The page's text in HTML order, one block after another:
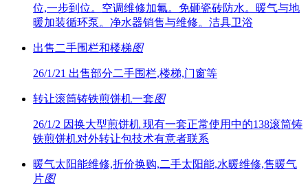
位,一步到位。空调维修加氟。免砸瓷砖防水。暖气与地
暖加装循环泵。净水器销售与维修。洁具卫浴
出售二手围栏和楼梯图
26/1/21 出售部分二手围栏,楼梯,门窗等
转让滚筒铸铁煎饼机一套图
26/1/2 因换大型煎饼机 现有一套正常使用中的138滚筒铸
铁煎饼机对外转让包技术有意者联系
暖气太阳能维修,折价换购,二手太阳能,水暖维修,售暖气
片图